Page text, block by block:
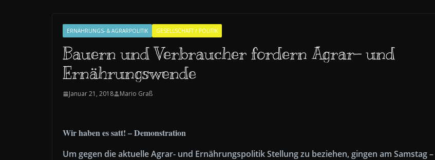
ERNÄHRUNGS- & AGRARPOLITIK GESELLSCHAFT / POLITIK
Bauern und Verbraucher fordern Agrar- und
Ernährungswende
Januar 21, 2018 Mario Graß
Wir haben es satt! – Demonstration
Um gegen die aktuelle Agrar- und Ernährungspolitik Stellung zu beziehen, gingen am Samstag –